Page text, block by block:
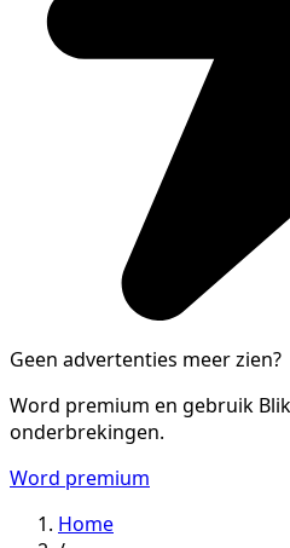
Geen advertenties meer zien?
Word premium en gebruik
onderbrekingen.
Word premium
Home